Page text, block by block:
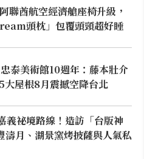
聯酋航空經濟艙座椅升級，
頭枕」包覆頭頸超好睡
泰美術館10週年：藤本壯介
大屋根8月震撼空降台北
義祕境路線！造訪「台版神
濤月、湖景窯烤披薩與人氣私